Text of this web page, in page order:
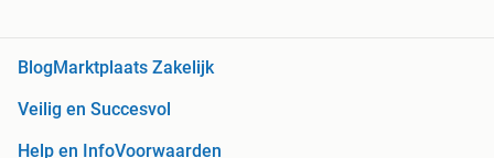
BlogMarktplaats Zakelijk
Veilig en Succesvol
Help en InfoVoorwaarden